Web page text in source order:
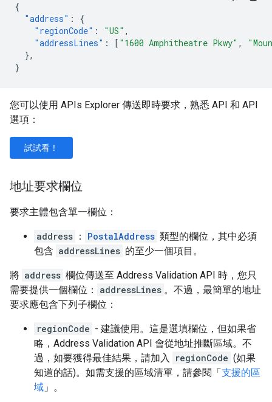
{
"address" :
{
"regionCode" : "US" ,
"addressLines" : [ "1600 Amphitheatre Pkwy" ,
},
}
您可以使用 APIs Explorer 傳送即時要求，熟悉 API 和 API
選項：
試試看！
地址要求欄位
要求主體包含單一欄位：
address ： PostalAddress 類型的欄位，其中必須
包含 addressLines 的至少一個項目。
將 address 欄位傳送至 Address Validation API 時，您只
需要提供一個欄位：
addressLines 。不過，最簡單的地址
要求應包含下列子欄位：
regionCode - 建議使用。這是選填欄位，但如果省
略，Address Validation API 會從地址推斷區域。不
過，如要獲得最佳結果，請加入
regionCode (如果
知道的話)。如需支援的區域清單，請參閱「支援的區
域 」。